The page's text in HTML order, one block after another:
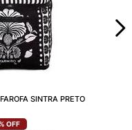
SINTRA PRETO
OFF